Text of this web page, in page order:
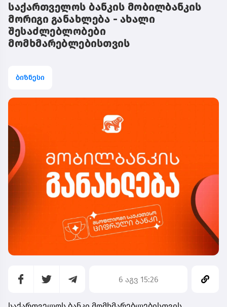
საქართველოს ბანკის მობილბანკის
მორიგი განახლება - ახალი
შესაძლებლობები
მომხმარებლებისთვის
ბიზნესი
6 აგვ 15:26